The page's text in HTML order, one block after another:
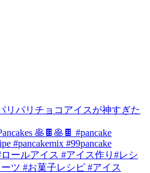
リパリチョコアイスが神すぎた
🥞🍫🥞🍫 #pancake
#pancakemix #99pancake
ールアイス #アイス作り#レシ
ツ #お菓子レシピ #アイス